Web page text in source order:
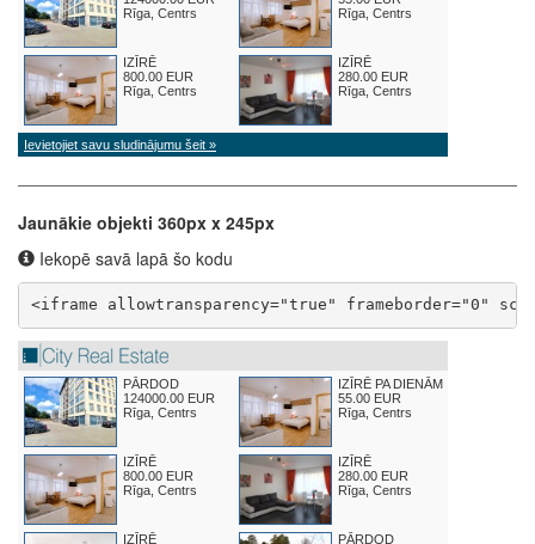
Jaunākie objekti 360px x 245px
Iekopē savā lapā šo kodu
<iframe allowtransparency="true" frameborder="0"